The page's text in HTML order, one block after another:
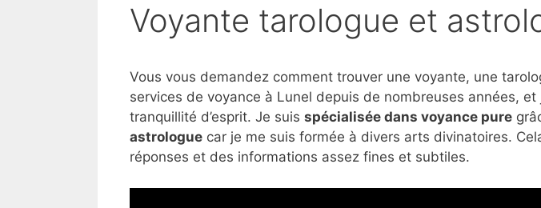
Voyante tarologue et
Vous vous demandez comment trouver une voyante, une
services de voyance à Lunel depuis de nombreuses années,
tranquillité d’esprit. Je suis spécialisée dans voyance pure
astrologue car je me suis formée à divers arts divinatoires.
réponses et des informations assez fines et subtiles.